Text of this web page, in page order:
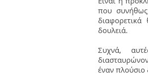
που
δουλειά.
Συχνά,
έναν πλούσιο